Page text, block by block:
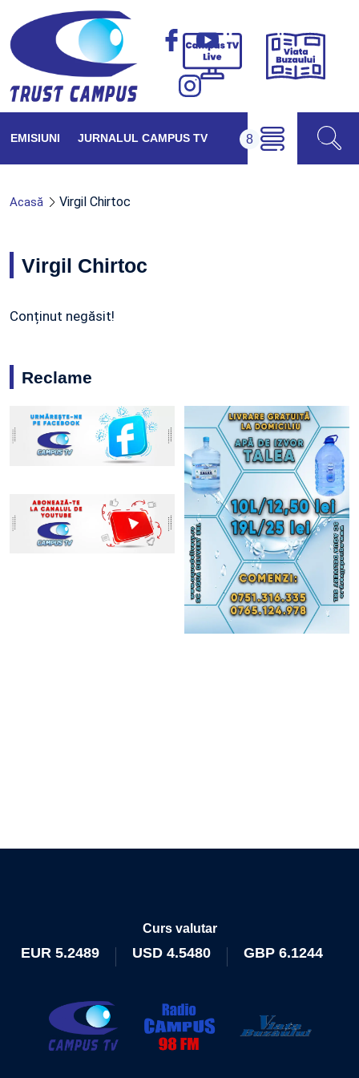
Campus
Viața
EMISIUNI JURNALUL CAMPUS TV
Acasă Virgil Chirtoc
Virgil Chirtoc
Conținut negăsit!
Reclame
Curs valutar
EUR 5.2489 USD 4.5480 GBP 6.1244